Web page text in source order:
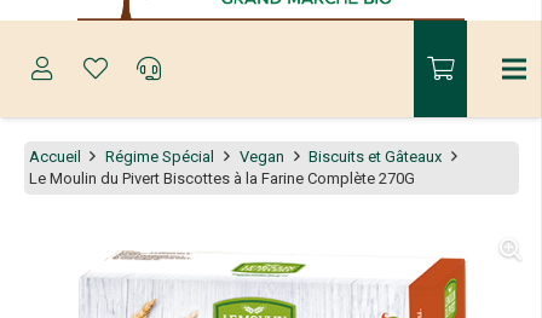
Accueil Régime Spécial Vegan
Biscuits et Gâteaux
Le Moulin du Pivert Biscottes à la Farine Complète 270G